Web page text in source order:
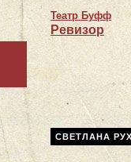
Театр Буфф
Ревизор
СВЕТЛАНА